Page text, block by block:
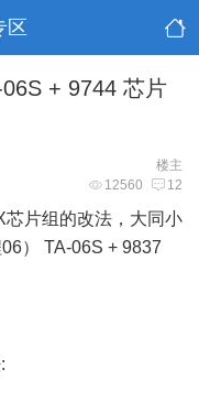
区
+ 9744 芯片
楼主
12560 12
片组的改法，大同小
） TA-06S + 9837